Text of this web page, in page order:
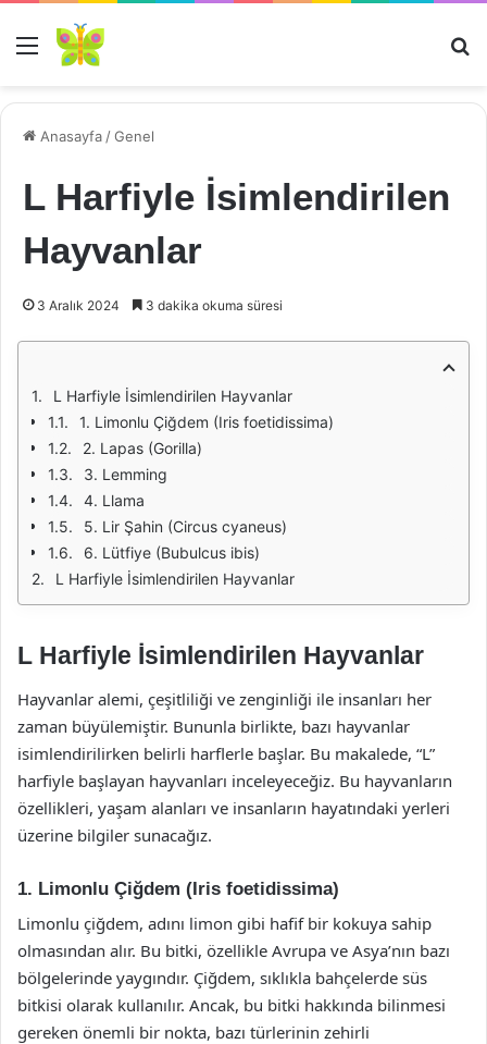
Menü
Anasayfa /Genel
L Harfiyle İsimlendirilen
Hayvanlar
3 Aralık 2024 3 dakika okuma süresi
L Harfiyle İsimlendirilen Hayvanlar
1. Limonlu Çiğdem (Iris foetidissima)
2. Lapas (Gorilla)
3. Lemming
4. Llama
5. Lir Şahin (Circus cyaneus)
6. Lütfiye (Bubulcus ibis)
L Harfiyle İsimlendirilen Hayvanlar
L Harfiyle İsimlendirilen Hayvanlar
Hayvanlar alemi, çeşitliliği ve zenginliği ile insanları her
zaman büyülemiştir. Bununla birlikte, bazı hayvanlar
isimlendirilirken belirli harflerle başlar. Bu makalede, “L”
harfiyle başlayan hayvanları inceleyeceğiz. Bu hayvanların
özellikleri, yaşam alanları ve insanların hayatındaki yerleri
üzerine bilgiler sunacağız.
1. Limonlu Çiğdem (Iris foetidissima)
Limonlu çiğdem, adını limon gibi hafif bir kokuya sahip
olmasından alır. Bu bitki, özellikle Avrupa ve Asya’nın bazı
bölgelerinde yaygındır. Çiğdem, sıklıkla bahçelerde süs
bitkisi olarak kullanılır. Ancak, bu bitki hakkında bilinmesi
gereken önemli bir nokta, bazı türlerinin zehirli